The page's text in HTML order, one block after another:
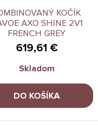
KOČÍK
AXO SHINE 2V1
FRENCH GREY
619,61 €
Skladom
DO KOŠÍKA